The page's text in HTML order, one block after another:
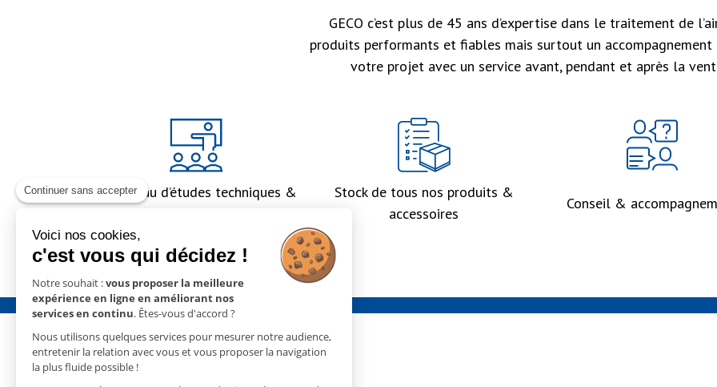
Continuer sans accepter
Voici nos cookies,
c'est vous qui décidez !
Notre souhait :vous proposer la meilleure
expérience en ligne en améliorant nos
services en continu. Êtes-vous d'accord ?
Nous utilisons quelques services pour mesurer notre audience,
entretenir la relation avec vous et vous proposer la navigation
la plus fluide possible !
GECO c’est plus de 45 ans d’expertise dans le traitement de
produits performants et fiables mais surtout un
votre projet avec un service avant, pendant et après la
Un bureau d’études techniques &
Stock de tous nos produits &
accessoires
Conseil &